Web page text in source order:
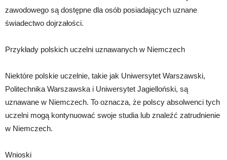
zawodowego są dostępne dla osób posiadających uznane
świadectwo dojrzałości.
Przykłady polskich uczelni uznawanych w Niemczech
Niektóre polskie uczelnie, takie jak Uniwersytet Warszawski,
Politechnika Warszawska i Uniwersytet Jagielloński, są
uznawane w Niemczech. To oznacza, że polscy absolwenci tych
uczelni mogą kontynuować swoje studia lub znaleźć zatrudnienie
w Niemczech.
Wnioski